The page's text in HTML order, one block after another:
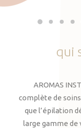
qui
AROMAS
complète de
que l’épilation
large gamme